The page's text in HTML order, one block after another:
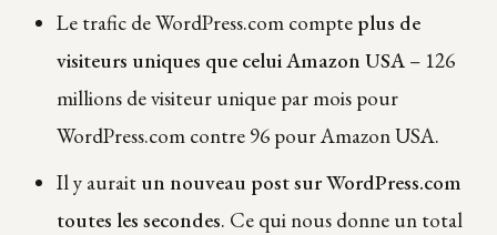
Le trafic de WordPress.com compte plus de
visiteurs uniques que celui Amazon USA– 126
millions de visiteur unique par mois pour
WordPress.com contre 96 pour Amazon USA.
Il y aurait un nouveau post sur WordPress.com
toutes les secondes. Ce qui nous donne un total